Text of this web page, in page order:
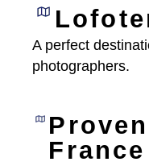
A perfect
photographers.
France